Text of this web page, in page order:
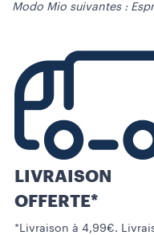
Modo Mio suivantes :
LIVRAISON
OFFERTE*
*Livraison à 4,99€.